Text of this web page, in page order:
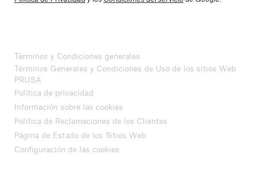
Términos y Condiciones generales
Términos Generales y Condiciones de Uso de los sitios Web
PRUSA
Política de privacidad
Información sobre las cookies
Política de Reclamaciones de los Clientes
Página de Estado de los Sitios Web
Configuración de las cookies